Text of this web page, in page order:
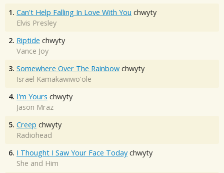
1. Can't Help Falling In Love With You chwyty
Elvis Presley
2. Riptide chwyty
Vance Joy
3. Somewhere Over The Rainbow chwyty
Israel Kamakawiwo'ole
4. I'm Yours chwyty
Jason Mraz
5. Creep chwyty
Radiohead
6. I Thought I Saw Your Face Today chwyty
She and Him